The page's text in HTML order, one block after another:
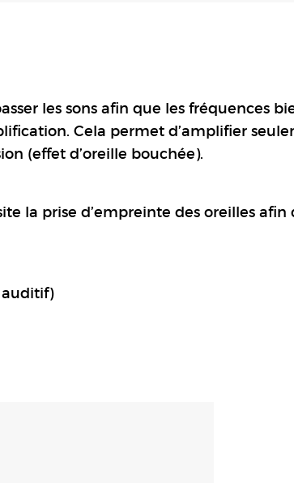
les sons afin que les fréquences
Cela permet d’amplifier
(effet d’oreille bouchée).
la prise d’empreinte des oreilles afin